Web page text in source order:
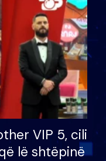
VIP 5, cili
lë shtëpinë